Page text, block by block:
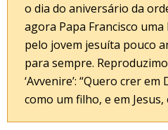
o dia do aniversário da
agora Papa Francisco
pelo jovem jesuíta pouco
para sempre.
‘Avvenire’: “Quero crer
como um filho, e em